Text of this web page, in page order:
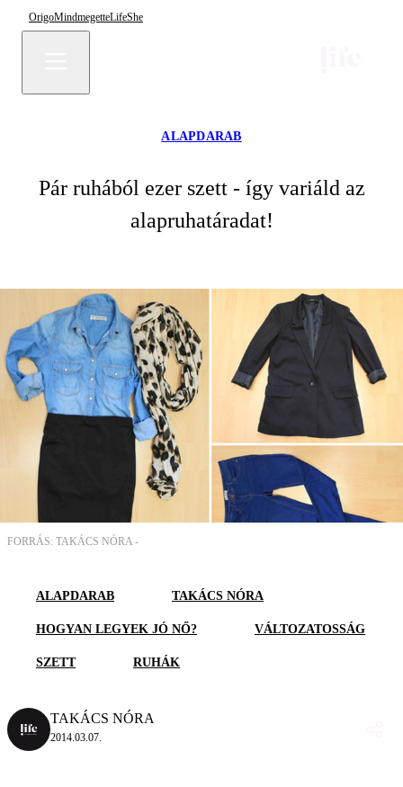
OrigoMindmegetteLifeShe
ALAPDARAB
Pár ruhából ezer szett - így variáld az
alapruhatáradat!
FORRÁS: TAKÁCS NÓRA -
ALAPDARAB TAKÁCS NÓRA
HOGYAN LEGYEK JÓ NŐ? VÁLTOZATOSSÁG
SZETT RUHÁK
TAKÁCS NÓRA
2014.03.07.